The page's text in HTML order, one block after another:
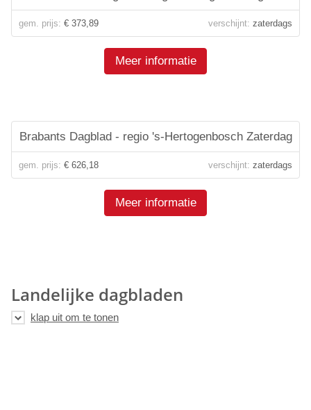
gem. prijs: € 373,89 verschijnt: zaterdags
Meer informatie
Brabants Dagblad - regio 's-Hertogenbosch Zaterdag
gem. prijs: € 626,18 verschijnt: zaterdags
Meer informatie
Landelijke dagbladen